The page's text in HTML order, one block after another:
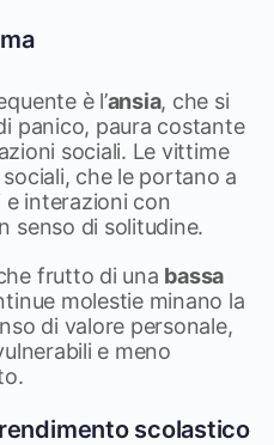
è l’ansia, che si
panico, paura costante
sociali. Le vittime
che le portano a
interazioni con
senso di solitudine.
frutto di una bassa
molestie minano la
di valore personale,
e meno
scolastico